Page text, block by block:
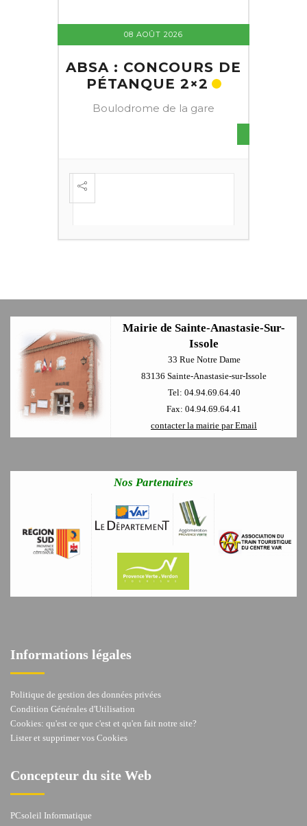
08 AOÛT 2026
ABSA : CONCOURS DE
PÉTANQUE 2×2
Boulodrome de la gare
Mairie de Sainte-Anastasie-Sur-
Issole
33 Rue Notre Dame
83136 Sainte-Anastasie-sur-Issole
Tel: 04.94.69.64.40
Fax: 04.94.69.64.41
contacter la mairie par Email
Nos Partenaires
Informations légales
Politique de gestion des données privées
Condition Générales d'Utilisation
Cookies: qu'est ce que c'est et qu'en fait notre site?
Lister et supprimer vos Cookies
Concepteur du site Web
PCsoleil Informatique